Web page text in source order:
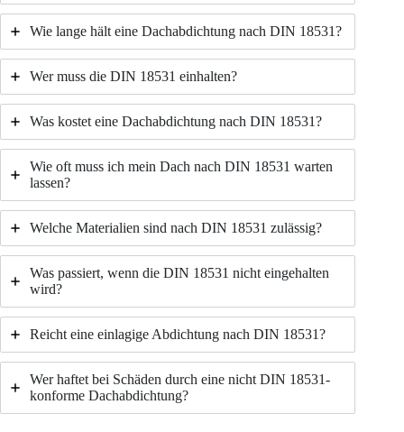
Wie lange hält eine Dachabdichtung nach DIN 18531?
Wer muss die DIN 18531 einhalten?
Was kostet eine Dachabdichtung nach DIN 18531?
Wie oft muss ich mein Dach nach DIN 18531 warten
lassen?
Welche Materialien sind nach DIN 18531 zulässig?
Was passiert, wenn die DIN 18531 nicht eingehalten
wird?
Reicht eine einlagige Abdichtung nach DIN 18531?
Wer haftet bei Schäden durch eine nicht DIN 18531-
konforme Dachabdichtung?